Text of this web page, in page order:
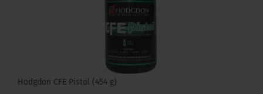
Hodgdon CFE Pistol (454 g)